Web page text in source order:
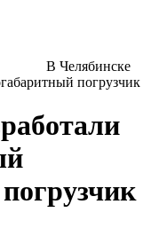
В Челябинске
погрузчик